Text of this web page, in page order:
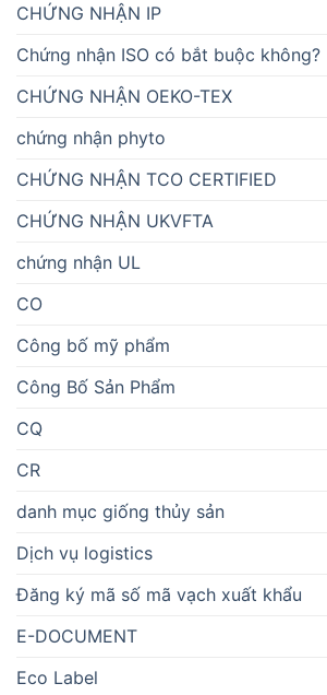
CHỨNG NHẬN IP
Chứng nhận ISO có bắt buộc không?
CHỨNG NHẬN OEKO-TEX
chứng nhận phyto
CHỨNG NHẬN TCO CERTIFIED
CHỨNG NHẬN UKVFTA
chứng nhận UL
CO
Công bố mỹ phẩm
Công Bố Sản Phẩm
CQ
CR
danh mục giống thủy sản
Dịch vụ logistics
Đăng ký mã số mã vạch xuất khẩu
E-DOCUMENT
Eco Label